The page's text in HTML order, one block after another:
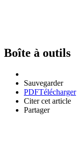
Boîte à outils
Sauvegarder
PDFTélécharger
Citer cet article
Partager